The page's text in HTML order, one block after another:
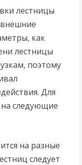
лестницы
как
лестницы
поэтому
Для
следующие
на разные
следует